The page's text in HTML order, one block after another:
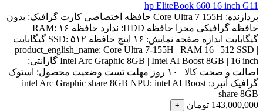
hp EliteBook 660 16 inch G11
پردازنده: Core Ultra 7 155H حافظه اختصاصی کارت گرافیک: بدون
حافظه گرافیکی مجزا
حافظه HDD: ندارد حافظه RAM: ۱۶
گیگابایت اندازه صفحه نمایش: ۱۶ اینچ حافظه SSD: ۵۱۲ گیگابایت
product_english_name: Core Ultra 7-155H | RAM 16 | 512 SSD |
Intel Arc Graphic 8GB | Intel AI Boost 8GB | 16 inch گارانتی:
اصالت و صحت کالا | ۱۰ روز مهلت تست
وضعیت محصول: استوک
گرافیک آنبرد:
intel Arc Graphic share 8GB NPU: intel AI Boost
share 8GB
143,000,000 تومان +